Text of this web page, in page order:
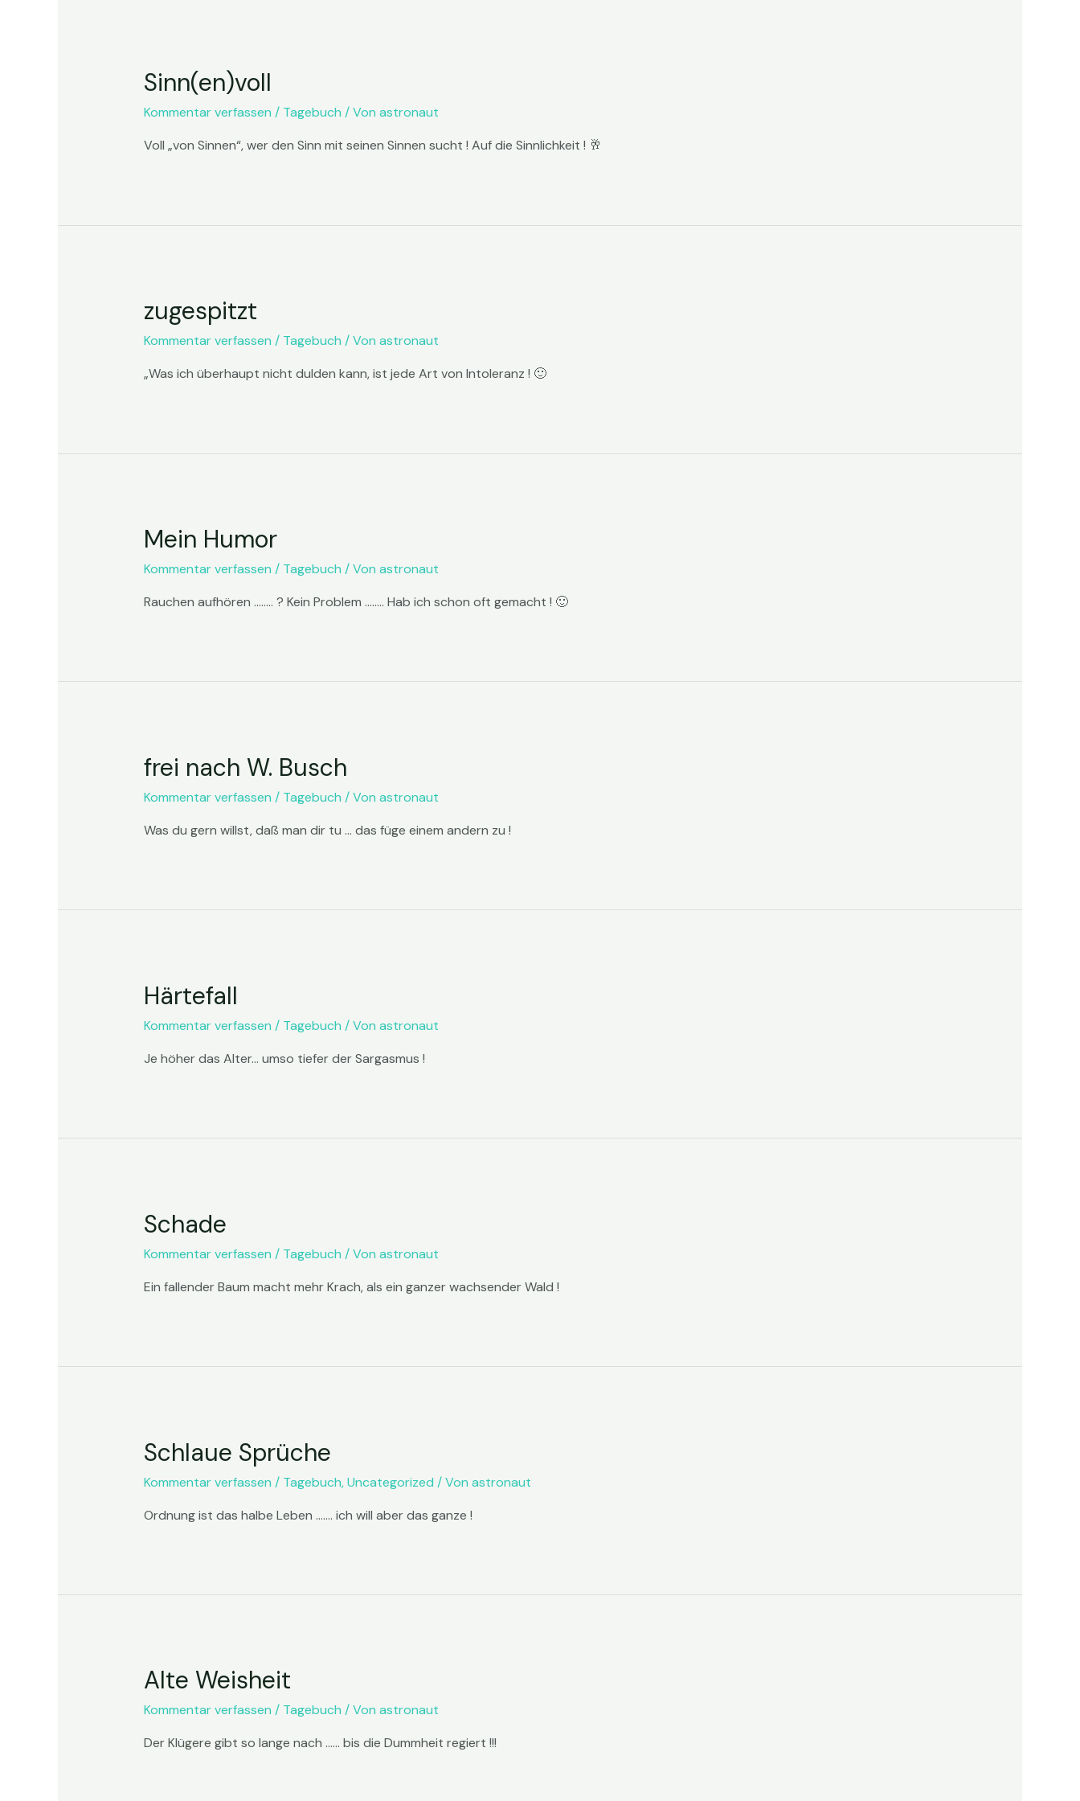
Sinn(en)voll
Kommentar verfassen / Tagebuch / Von astronaut
Voll „von Sinnen“, wer den Sinn mit seinen Sinnen sucht ! Auf die Sinnlichkeit ! 🥂
zugespitzt
Kommentar verfassen / Tagebuch / Von astronaut
„Was ich überhaupt nicht dulden kann, ist jede Art von Intoleranz ! 🙂
Mein Humor
Kommentar verfassen / Tagebuch / Von astronaut
Rauchen aufhören …….. ? Kein Problem …….. Hab ich schon oft gemacht ! 🙂
frei nach W. Busch
Kommentar verfassen / Tagebuch / Von astronaut
Was du gern willst, daß man dir tu … das füge einem andern zu !
Härtefall
Kommentar verfassen / Tagebuch / Von astronaut
Je höher das Alter… umso tiefer der Sargasmus !
Schade
Kommentar verfassen / Tagebuch / Von astronaut
Ein fallender Baum macht mehr Krach, als ein ganzer wachsender Wald !
Schlaue Sprüche
Kommentar verfassen / Tagebuch,Uncategorized / Von astronaut
Ordnung ist das halbe Leben ……. ich will aber das ganze !
Alte Weisheit
Kommentar verfassen / Tagebuch / Von astronaut
Der Klügere gibt so lange nach …… bis die Dummheit regiert !!!